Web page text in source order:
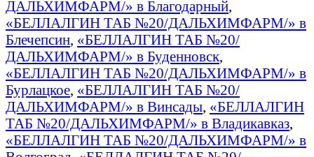
ДАЛЬХИМФАРМ/» в Благодарный,
«БЕЛЛАЛГИН ТАБ №20/ДАЛЬХИМФАРМ/» в
Блечепсин, «БЕЛЛАЛГИН ТАБ №20/
ДАЛЬХИМФАРМ/» в Буденновск,
«БЕЛЛАЛГИН ТАБ №20/ДАЛЬХИМФАРМ/» в
Бурлацкое, «БЕЛЛАЛГИН ТАБ №20/
ДАЛЬХИМФАРМ/» в Винсады, «БЕЛЛАЛГИН
ТАБ №20/ДАЛЬХИМФАРМ/» в Владикавказ,
«БЕЛЛАЛГИН ТАБ №20/ДАЛЬХИМФАРМ/» в